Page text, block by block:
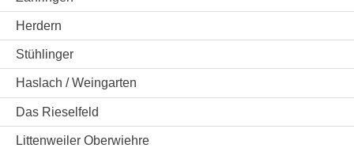
Herdern
Stühlinger
Haslach / Weingarten
Das Rieselfeld
Littenweiler Oberwiehre